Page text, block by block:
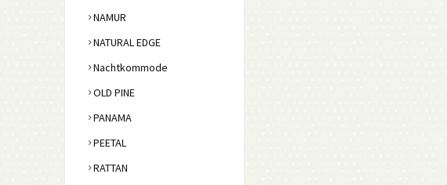
NAMUR
NATURAL EDGE
Nachtkommode
OLD PINE
PANAMA
PEETAL
RATTAN